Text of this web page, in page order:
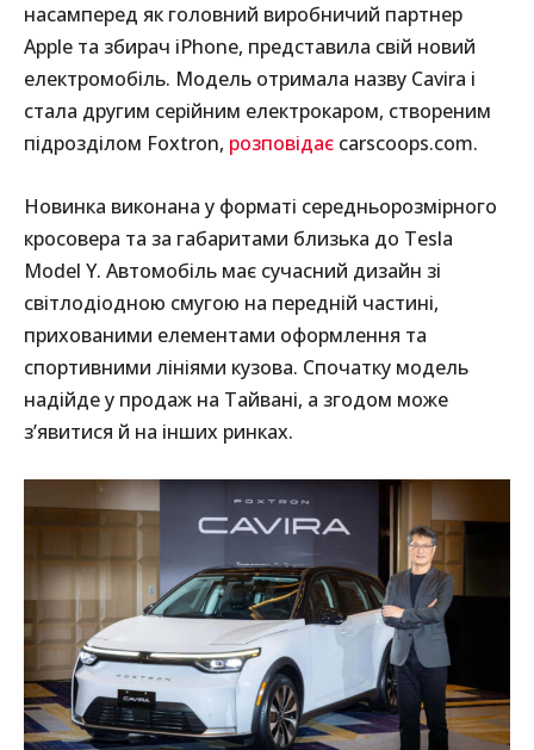
насамперед як головний виробничий партнер
Apple та збирач iPhone, представила свій новий
електромобіль. Модель отримала назву Cavira і
стала другим серійним електрокаром, створеним
підрозділом Foxtron, розповідає carscoops.com.
Новинка виконана у форматі середньорозмірного
кросовера та за габаритами близька до Tesla
Model Y. Автомобіль має сучасний дизайн зі
світлодіодною смугою на передній частині,
прихованими елементами оформлення та
спортивними лініями кузова. Спочатку модель
надійде у продаж на Тайвані, а згодом може
з’явитися й на інших ринках.